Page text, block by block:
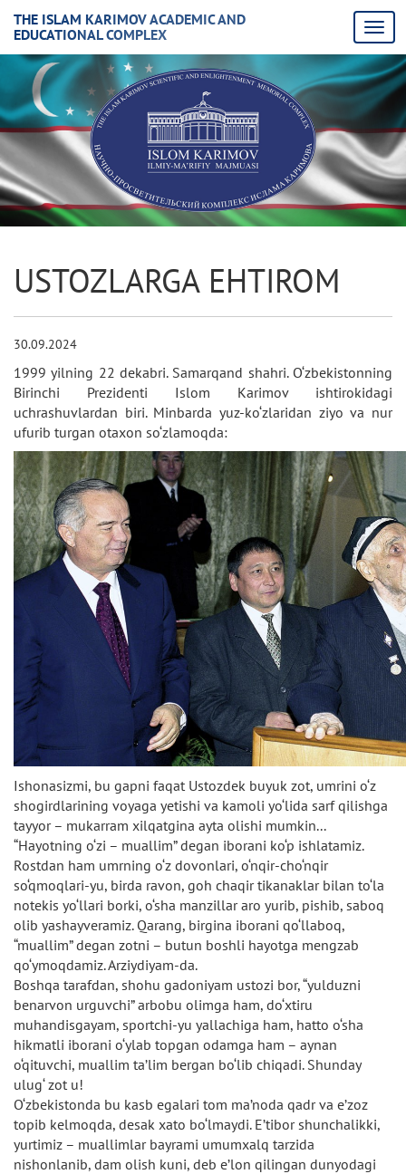
THE ISLAM KARIMOV ACADEMIC AND
EDUCATIONAL COMPLEX
USTOZLARGA EHTIROM
30.09.2024
1999 yilning 22 dekabri. Samarqand shahri. O‘zbekistonning
Birinchi Prezidenti Islom Karimov ishtirokidagi
uchrashuvlardan biri. Minbarda yuz-ko‘zlaridan ziyo va nur
ufurib turgan otaxon so‘zlamoqda:
Ishonasizmi, bu gapni faqat Ustozdek buyuk zot, umrini o‘z
shogirdlarining voyaga yetishi va kamoli yo‘lida sarf qilishga
tayyor – mukarram xilqatgina ayta olishi mumkin...
“Hayotning o‘zi – muallim” degan iborani ko‘p ishlatamiz.
Rostdan ham umrning o‘z dovonlari, o‘nqir-cho‘nqir
so‘qmoqlari-yu, birda ravon, goh chaqir tikanaklar bilan to‘la
notekis yo‘llari borki, o‘sha manzillar aro yurib, pishib, saboq
olib yashayveramiz. Qarang, birgina iborani qo‘llaboq,
“muallim” degan zotni – butun boshli hayotga mengzab
qo‘ymoqdamiz. Arziydiyam-da.
Boshqa tarafdan, shohu gadoniyam ustozi bor, “yulduzni
benarvon urguvchi” arbobu olimga ham, do‘xtiru
muhandisgayam, sportchi-yu yallachiga ham, hatto o‘sha
hikmatli iborani o‘ylab topgan odamga ham – aynan
o‘qituvchi, muallim ta’lim bergan bo‘lib chiqadi. Shunday
ulug‘ zot u!
O‘zbekistonda bu kasb egalari tom ma’noda qadr va e’zoz
topib kelmoqda, desak xato bo‘lmaydi. E’tibor shunchalikki,
yurtimiz – muallimlar bayrami umumxalq tarzida
nishonlanib, dam olish kuni, deb e’lon qilingan dunyodagi